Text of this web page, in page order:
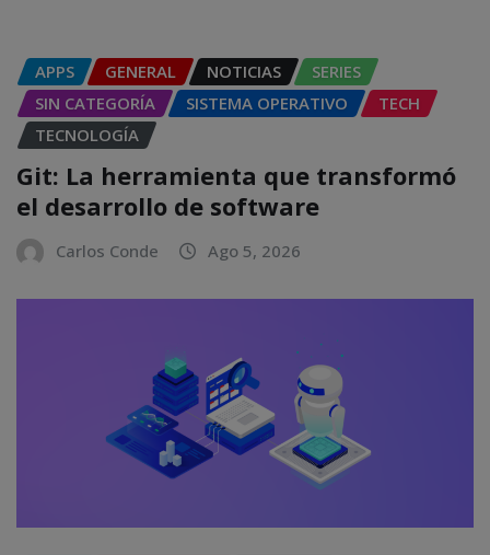
APPS GENERAL NOTICIAS
SERIES
SIN CATEGORÍA
SISTEMA OPERATIVO
TECH
TECNOLOGÍA
Git: La herramienta que transformó
el desarrollo de software
Carlos Conde Ago 5, 2026